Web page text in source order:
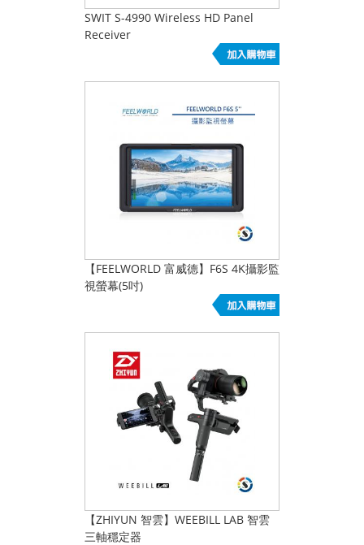
SWIT S-4990 Wireless HD Panel
Receiver
【FEELWORLD 富威德】F6S 4K攝影監
視螢幕(5吋)
【ZHIYUN 智雲】WEEBILL LAB 智雲
三軸穩定器